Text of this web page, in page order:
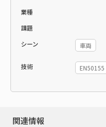
業種
課題
シーン
車両
技術 EN50155
関連情報